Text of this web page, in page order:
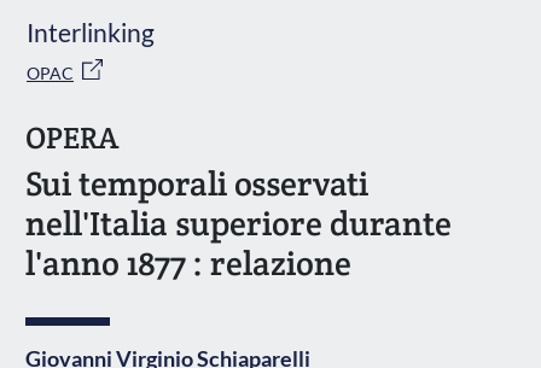
Interlinking
OPAC
OPERA
Sui temporali osservati
nell'Italia superiore durante
l'anno 1877 : relazione
Giovanni Virginio Schiaparelli